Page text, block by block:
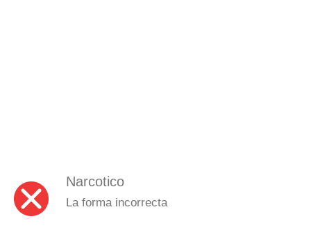
Narcotico
La forma incorrecta